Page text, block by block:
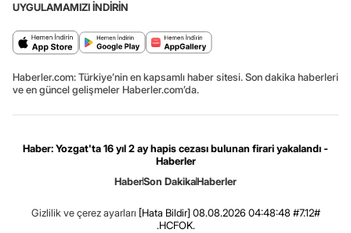
UYGULAMAMIZI İNDİRİN
Haberler.com: Türkiye’nin en kapsamlı haber sitesi. Son dakika haberleri
ve en güncel gelişmeler Haberler.com’da.
Haber: Yozgat'ta 16 yıl 2 ay hapis cezası bulunan firari yakalandı -
Haberler
HaberSon DakikaHaberler
Gizlilik ve çerez ayarları [Hata Bildir] 08.08.2026 04:48:48 #7.12#
.HCFOK.